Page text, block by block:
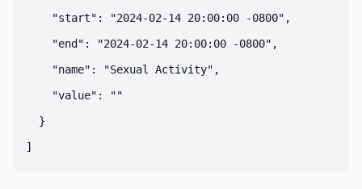
    "start": "2024-02-14 20:00:00 -0800",
    "end": "2024-02-14 20:00:00 -0800",
    "name": "Sexual Activity",
    "value": ""
  }